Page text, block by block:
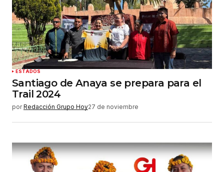
ESTADOS
Santiago de Anaya se prepara para el
Trail 2024
por Redacción Grupo Hoy27 de noviembre